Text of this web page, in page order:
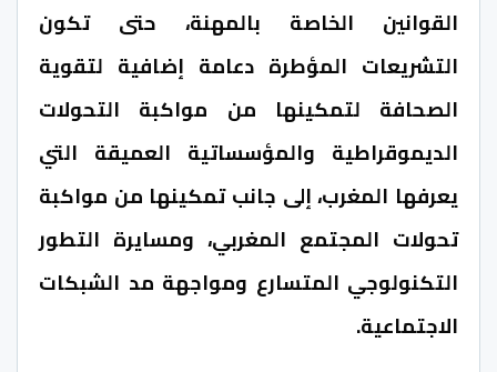
القوانين الخاصة بالمهنة، حتى تكون
التشريعات المؤطرة دعامة إضافية لتقوية
الصحافة لتمكينها من مواكبة التحولات
الديموقراطية والمؤسساتية العميقة التي
يعرفها المغرب، إلى جانب تمكينها من مواكبة
تحولات المجتمع المغربي، ومسايرة التطور
التكنولوجي المتسارع ومواجهة مد الشبكات
الاجتماعية.